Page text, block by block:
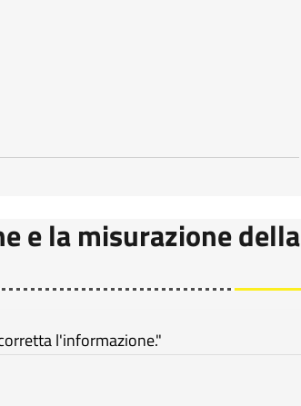
e la misurazione della
l'informazione."